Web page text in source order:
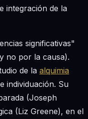
integración de la
significativas"
no por la causa).
de la alquimia
individuación. Su
(Joseph
(Liz Greene), en el